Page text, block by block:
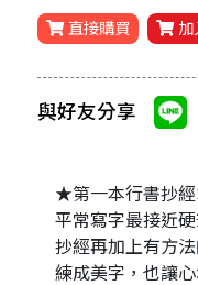
直接購買 加
與好友分享
★第一本行書抄
平常寫字最接近
抄經再加上有方
練成美字，也讓